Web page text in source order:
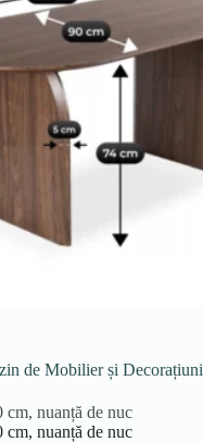
de Mobilier și Decorațiuni
nuanță de nuc
nuanță de nuc